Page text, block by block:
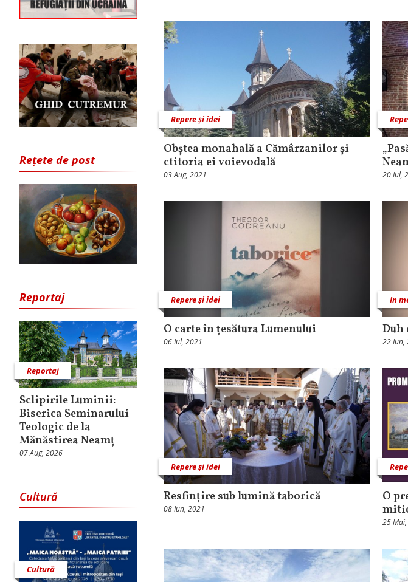
Rețete de post
Reportaj
Reportaj
Sclipirile Luminii:
Biserica Seminarului
Teologic de la
Mănăstirea Neamț
07 Aug, 2026
Cultură
Cultură
Repere și idei
Obștea monahală a Cămârzanilor și
ctitoria ei voievodală
03 Aug, 2021 20 Iul,
Repere și idei
O carte în țesătura Lumenului
06 Iul, 2021
In
Duh
22 Iun,
Repere și idei
Resfințire sub lumină taborică
08 Iun, 2021
O
25